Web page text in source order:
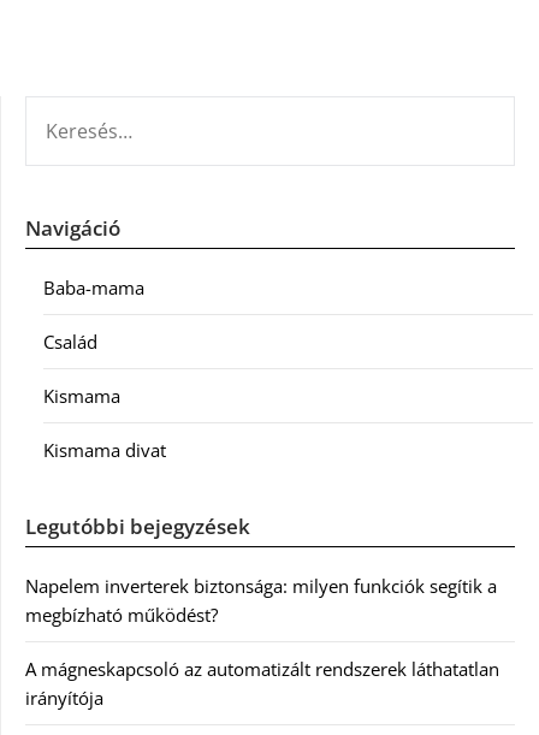
Navigáció
Baba-mama
Család
Kismama
Kismama divat
Legutóbbi bejegyzések
Napelem inverterek biztonsága: milyen funkciók segítik a
megbízható működést?
A mágneskapcsoló az automatizált rendszerek láthatatlan
irányítója